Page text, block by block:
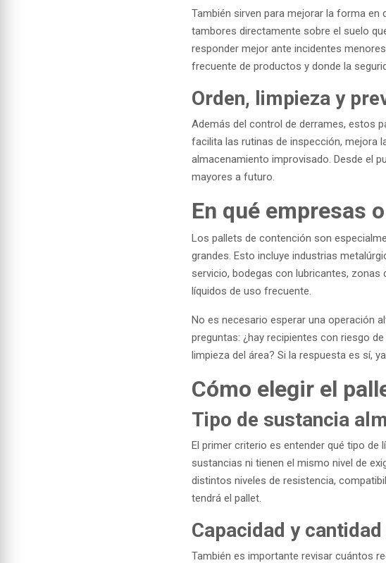
También sirven para mejorar la forma
tambores directamente sobre el suelo
responder mejor ante incidentes
frecuente de productos y donde la
Orden, limpieza y
Además del control de derrames, estos
facilita las rutinas de inspección, mejora
almacenamiento improvisado. Desde el
mayores a futuro.
En qué empresas
Los pallets de contención son
grandes. Esto incluye industrias
servicio, bodegas con lubricantes,
líquidos de uso frecuente.
No es necesario esperar una operación
preguntas: ¿hay recipientes con riesgo
limpieza del área? Si la respuesta es sí,
Cómo elegir el
Tipo de sustancia
El primer criterio es entender qué tipo de
sustancias ni tienen el mismo nivel de
distintos niveles de resistencia,
tendrá el pallet.
Capacidad y
También es importante revisar cuántos